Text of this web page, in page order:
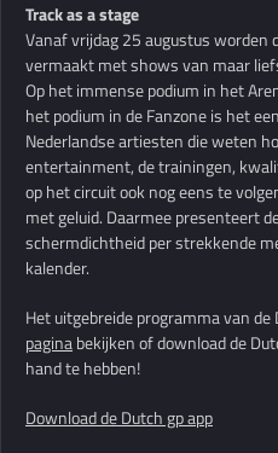
Track as a stage
Vanaf vrijdag 25 augustus worden
vermaakt met shows van maar
Op het immense podium in het
het podium in de Fanzone is het
Nederlandse artiesten die weten
entertainment, de trainingen,
op het circuit ook nog eens te
met geluid. Daarmee presenteert
schermdichtheid per strekkende
kalender.
Het uitgebreide programma van de
paginabekijken of download de
hand te hebben!
Download de Dutch gp app